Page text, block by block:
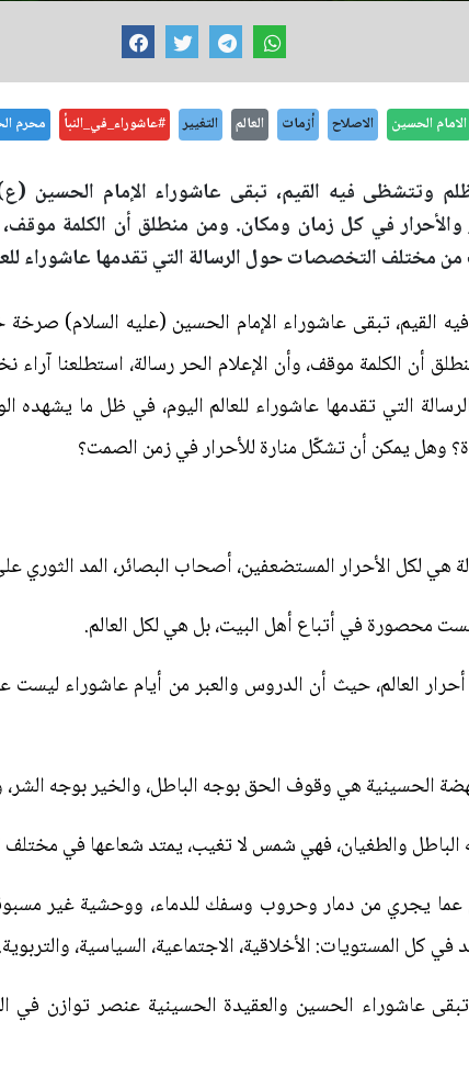
الامام الحسين الاصلاح أزمات العالم التغيير #عاشوراء_في_النبأ محرم
وتتشظى فيه القيم، تبقى عاشوراء الإمام
والأحرار في كل زمان ومكان. ومن منطلق أن الكلمة موقف،
من مختلف التخصصات حول الرسالة التي تقدمها عاشوراء
القيم، تبقى عاشوراء الإمام الحسين (عليه السلام) صرخة
أن الكلمة موقف، وأن الإعلام الحر رسالة، استطلعنا آراء
التي تقدمها عاشوراء للعالم اليوم، في ظل ما يشهده
وهل يمكن أن تشكّل منارة للأحرار في زمن الصمت؟
هي لكل الأحرار المستضعفين، أصحاب البصائر، المد الثوري
محصورة في أتباع أهل البيت، بل هي لكل العالم.
أحرار العالم، حيث أن الدروس والعبر من أيام عاشوراء
الحسينية هي وقوف الحق بوجه الباطل، والخير بوجه
والطغيان، فهي شمس لا تغيب، يمتد شعاعها في مختلف
يجري من دمار وحروب وسفك للدماء، ووحشية غير
كل المستويات: الأخلاقية، الاجتماعية، السياسية،
تبقى عاشوراء الحسين والعقيدة الحسينية عنصر توازن في